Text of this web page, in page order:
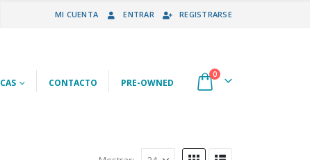
MI CUENTA ENTRAR REGISTRARSE
CONTACTO PRE-OWNED
0